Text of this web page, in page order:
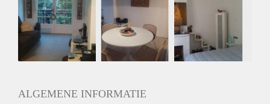
Gedeelde woonkamer: Ja
Huisgenoten: Ja
Geslacht huisgenoten: Gemengd
ALGEMENE INFORMATIE